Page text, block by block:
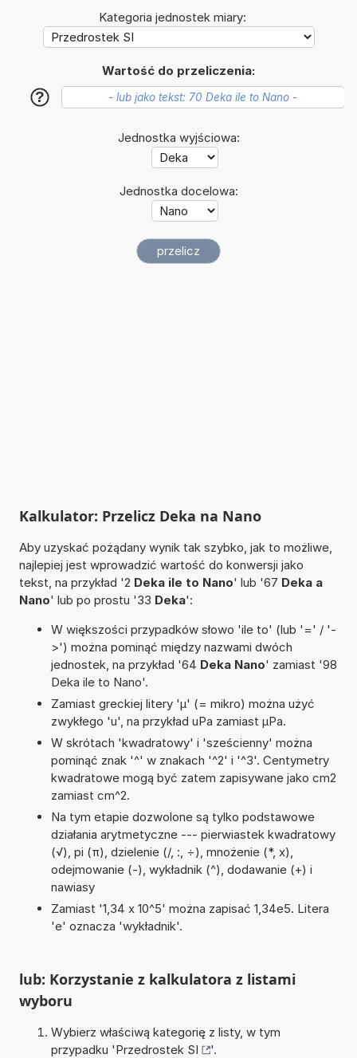
Kategoria jednostek miary:
Wartość do przeliczenia:
?
Jednostka wyjściowa:
Jednostka docelowa:
Kalkulator: Przelicz Deka na Nano
Aby uzyskać pożądany wynik tak szybko, jak to możliwe,
najlepiej jest wprowadzić wartość do konwersji jako
tekst, na przykład '2 Deka ile to Nano' lub '67 Deka a
Nano' lub po prostu '33 Deka':
W większości przypadków słowo 'ile to' (lub '=' / '-
>') można pominąć między nazwami dwóch
jednostek, na przykład '64 Deka Nano' zamiast '98
Deka ile to Nano'.
Zamiast greckiej litery 'µ' (= mikro) można użyć
zwykłego 'u', na przykład uPa zamiast µPa.
W skrótach 'kwadratowy' i 'sześcienny' można
pominąć znak '^' w znakach '^2' i '^3'. Centymetry
kwadratowe mogą być zatem zapisywane jako cm2
zamiast cm^2.
Na tym etapie dozwolone są tylko podstawowe
działania arytmetyczne --- pierwiastek kwadratowy
(√), pi (π), dzielenie (/, :, ÷), mnożenie (*, x),
odejmowanie (-), wykładnik (^), dodawanie (+) i
nawiasy
Zamiast '1,34 x 10^5' można zapisać 1,34e5. Litera
'e' oznacza 'wykładnik'.
lub: Korzystanie z kalkulatora z listami
wyboru
Wybierz właściwą kategorię z listy, w tym
przypadku 'Przedrostek SI
'.